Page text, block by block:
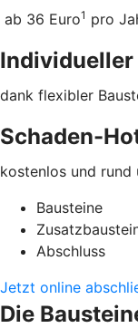
ab 36 Euro1 pro
dank flexibler
Schaden-
kostenlos und rund
Bausteine
Abschluss
Jetzt online
Die